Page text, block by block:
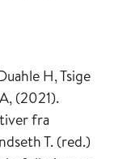
H, Tsige
(2021).
fra
T. (red.)